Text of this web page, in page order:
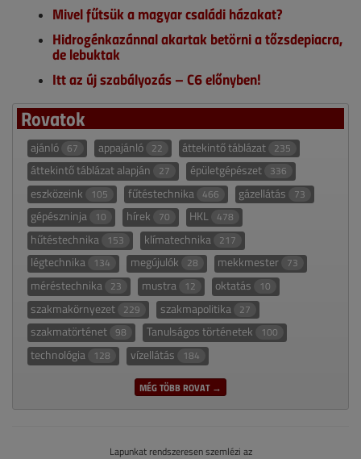
Mivel fűtsük a magyar családi házakat?
Hidrogénkazánnal akartak betörni a tőzsdepiacra,
de lebuktak
Itt az új szabályozás – C6 előnyben!
Rovatok
ajánló 67 appajánló 22 áttekintő táblázat 235
áttekintő táblázat alapján 27 épületgépészet 336
eszközeink 105 fűtéstechnika 466 gázellátás 73
gépészninja 10 hírek 70 HKL 478
hűtéstechnika 153 klímatechnika 217
légtechnika 134 megújulók 28 mekkmester 73
méréstechnika 23 mustra 12 oktatás 10
szakmakörnyezet 229 szakmapolitika 27
szakmatörténet 98 Tanulságos történetek 100
technológia 128 vízellátás 184
MÉG TÖBB ROVAT →
Lapunkat rendszeresen szemlézi az